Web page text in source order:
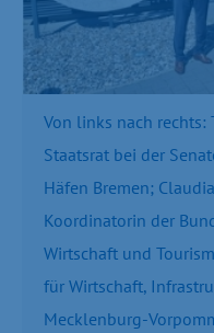
Von links nach rechts:
Staatsrat bei der
Häfen Bremen;
Koordinatorin der
Wirtschaft und
für Wirtschaft,
Mecklenburg-